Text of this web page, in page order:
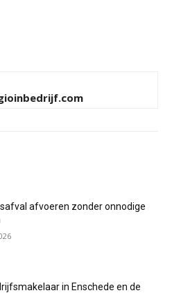
afvoeren zonder onnodige
in Enschede en de